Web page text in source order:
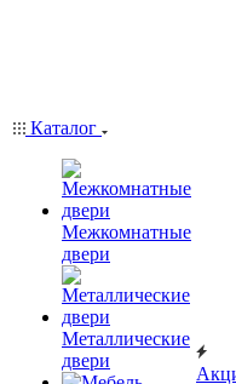
Каталог
Межкомнатные
двери
Металлические
двери